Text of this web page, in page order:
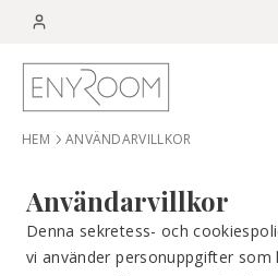
HEM ANVÄNDARVILLKOR
Användarvillkor
Denna sekretess- och
vi använder personuppgifter